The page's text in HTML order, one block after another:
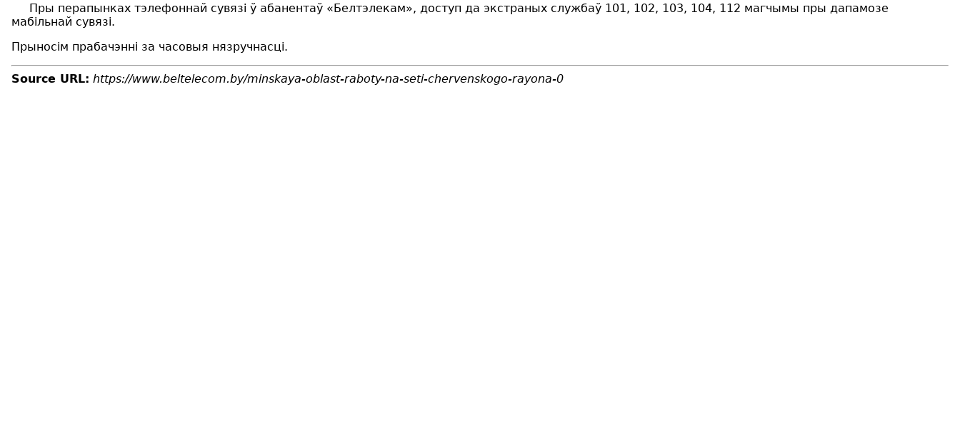
Пры перапынках тэлефоннай сувязі ў абанентаў «Белтэлекам», доступ да экстраных службаў 101, 102, 103, 104, 112 магчымы пры дапамозе
мабільнай сувязі.
Прыносім прабачэнні за часовыя нязручнасці.
Source URL: https://www.beltelecom.by/minskaya-oblast-raboty-na-seti-chervenskogo-rayona-0